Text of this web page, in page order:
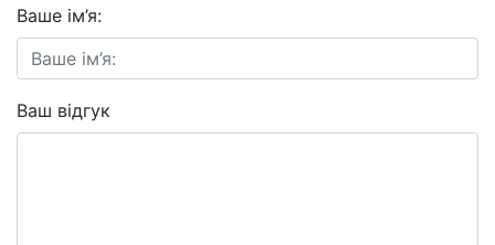
Ваше ім’я:
Ваш відгук